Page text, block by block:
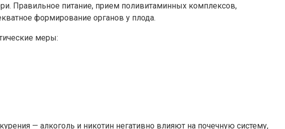
Правильное питание, прием поливитаминных комплексов,
формирование органов у плода.
меры:
— алкоголь и никотин негативно влияют на почечную систему,